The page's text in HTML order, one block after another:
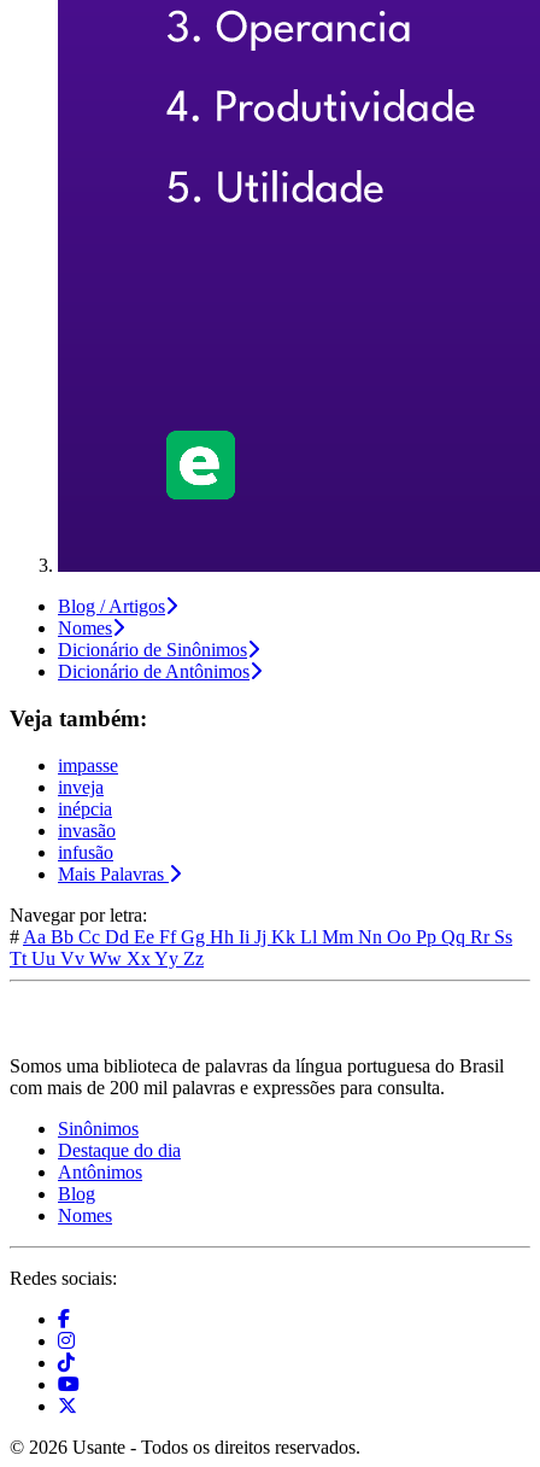
Blog / Artigos
Nomes
Dicionário de Sinônimos
Dicionário de Antônimos
Veja também:
impasse
inveja
inépcia
invasão
infusão
Mais Palavras
Navegar por letra:
# Aa Bb Cc Dd Ee FfGg Hh Ii Jj Kk Ll Mm Nn Oo Pp Qq Rr Ss
Tt Uu Vv Ww XxYy Zz
Somos uma biblioteca de palavras da língua portuguesa do Brasil
com mais de 200 mil palavras e expressões para consulta.
Sinônimos
Destaque do dia
Antônimos
Blog
Nomes
Redes sociais:
© 2026 Usante - Todos os direitos reservados.